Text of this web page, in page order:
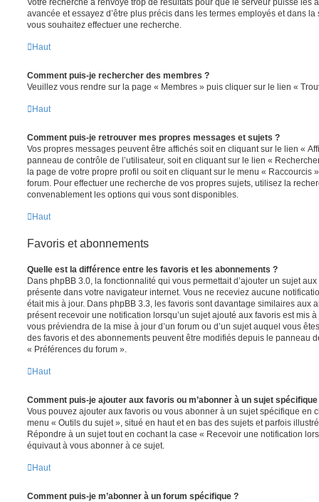
Votre recherche a renvoyé trop de résultats pour que le serveur puisse les
avancée et essayez d’être plus précis dans les termes employés et dans
vous souhaitez effectuer une recherche.
Haut
Comment puis-je rechercher des membres ?
Veuillez vous rendre sur la page « Membres » puis cliquer sur le lien «
Haut
Comment puis-je retrouver mes propres messages et sujets ?
Vos propres messages peuvent être affichés soit en cliquant sur le lien «
panneau de contrôle de l’utilisateur, soit en cliquant sur le lien «
la page de votre propre profil ou soit en cliquant sur le menu « Raccourcis
forum. Pour effectuer une recherche de vos propres sujets, utilisez la
convenablement les options qui vous sont disponibles.
Haut
Favoris et abonnements
Quelle est la différence entre les favoris et les abonnements ?
Dans phpBB 3.0, la fonctionnalité qui vous permettait d’ajouter un sujet
présente dans votre navigateur internet. Vous ne receviez aucune
était mis à jour. Dans phpBB 3.3, les favoris sont davantage similaires aux
présent recevoir une notification lorsqu’un sujet ajouté aux favoris est mis
vous préviendra de la mise à jour d’un forum ou d’un sujet auquel vous
des favoris et des abonnements peuvent être modifiés depuis le panneau
« Préférences du forum ».
Haut
Comment puis-je ajouter aux favoris ou m’abonner à un sujet spécifique
Vous pouvez ajouter aux favoris ou vous abonner à un sujet spécifique en
menu « Outils du sujet », situé en haut et en bas des sujets et parfois
Répondre à un sujet tout en cochant la case « Recevoir une notification
équivaut à vous abonner à ce sujet.
Haut
Comment puis-je m’abonner à un forum spécifique ?